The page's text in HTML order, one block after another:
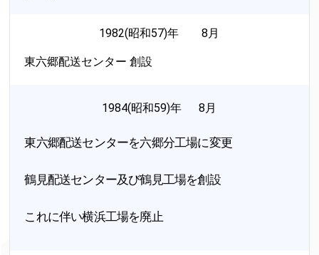
1982(昭和57)年 8月
東六郷配送センター 創設
1984(昭和59)年 8月
東六郷配送センターを六郷分工場に変更
鶴見配送センター及び鶴見工場を創設
これに伴い横浜工場を廃止